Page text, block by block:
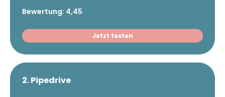
Bewertung: 4,45
Jetzt testen
2. Pipedrive